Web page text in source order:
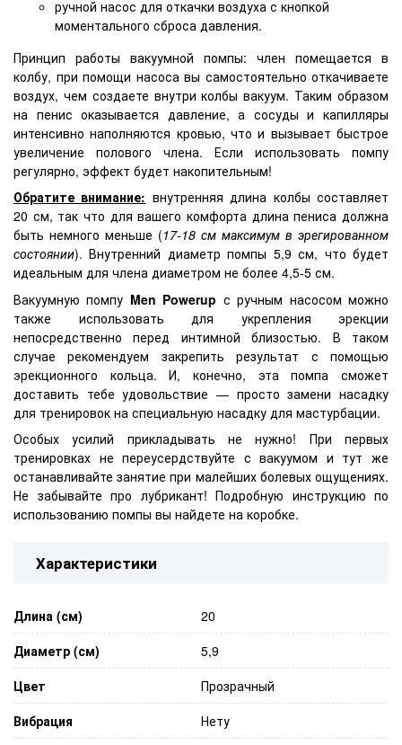
ручной насос для откачки воздуха с кнопкой
моментального сброса давления.
Принцип работы вакуумной помпы: член помещается в
колбу, при помощи насоса вы самостоятельно откачиваете
воздух, чем создаете внутри колбы вакуум. Таким образом
на пенис оказывается давление, а сосуды и капилляры
интенсивно наполняются кровью, что и вызывает быстрое
увеличение полового члена. Если использовать помпу
регулярно, эффект будет накопительным!
Обратите внимание: внутренняя длина колбы составляет
20 см, так что для вашего комфорта длина пениса должна
быть немного меньше (17-18 см максимум в эрегированном
состоянии). Внутренний диаметр помпы 5,9 см, что будет
идеальным для члена диаметром не более 4,5-5 см.
Вакуумную помпу Men Powerup с ручным насосом можно
также использовать для укрепления эрекции
непосредственно перед интимной близостью. В таком
случае рекомендуем закрепить результат с помощью
эрекционного кольца. И, конечно, эта помпа сможет
доставить тебе удовольствие — просто замени насадку
для тренировок на специальную насадку для мастурбации.
Особых усилий прикладывать не нужно! При первых
тренировках не переусердствуйте с вакуумом и тут же
останавливайте занятие при малейших болевых ощущениях.
Не забывайте про лубрикант! Подробную инструкцию по
использованию помпы вы найдете на коробке.
Характеристики
Длина (см)
20
Диаметр (см)
5,9
Цвет
Прозрачный
Вибрация
Нету